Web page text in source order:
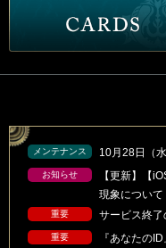
メンテナンス 10月28日（
お知らせ
【更新】【
現象について
重要 サービス終
重要
『あなたの